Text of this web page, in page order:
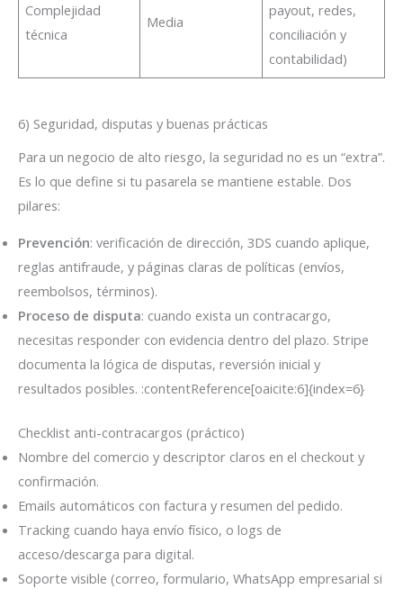
Complejidad
técnica
Media
payout, redes,
conciliación y
contabilidad)
6) Seguridad, disputas y buenas prácticas
Para un negocio de alto riesgo, la seguridad no es un “extra”.
Es lo que define si tu pasarela se mantiene estable. Dos
pilares:
Prevención: verificación de dirección, 3DS cuando aplique,
reglas antifraude, y páginas claras de políticas (envíos,
reembolsos, términos).
Proceso de disputa: cuando exista un contracargo,
necesitas responder con evidencia dentro del plazo. Stripe
documenta la lógica de disputas, reversión inicial y
resultados posibles. :contentReference[oaicite:6]{index=6}
Checklist anti-contracargos (práctico)
Nombre del comercio y descriptor claros en el checkout y
confirmación.
Emails automáticos con factura y resumen del pedido.
Tracking cuando haya envío físico, o logs de
acceso/descarga para digital.
Soporte visible (correo, formulario, WhatsApp empresarial si